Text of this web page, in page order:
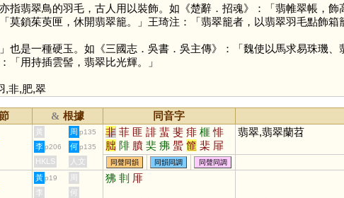
指翡翠鳥的羽毛，古人用以裝飾。如《楚辭．招魂》：「翡帷翠帳，
「莫鎖茱萸匣，休開翡翠籠。」王琦注：「翡翠籠者，以翡翠羽毛點飾箱
是一種硬玉。如《三國志．吳書．吳主傳》：「魏使以馬求易珠璣、
「用持插雲髻，翡翠比光輝。」
,非,肥,翠
& 根據 同音字
黃 周 p135 非 菲 匪 誹 蜚 斐 痱 榧 悱
朏 陫 膹 奜 疿 蜰 篚 棐 屝
翡翠,翡翠蘭苕
李 p206 何 p135
HKLS 人文 同聲同韻 同韻同調 同聲同調
黃 p19 周 狒 剕 厞
李
何